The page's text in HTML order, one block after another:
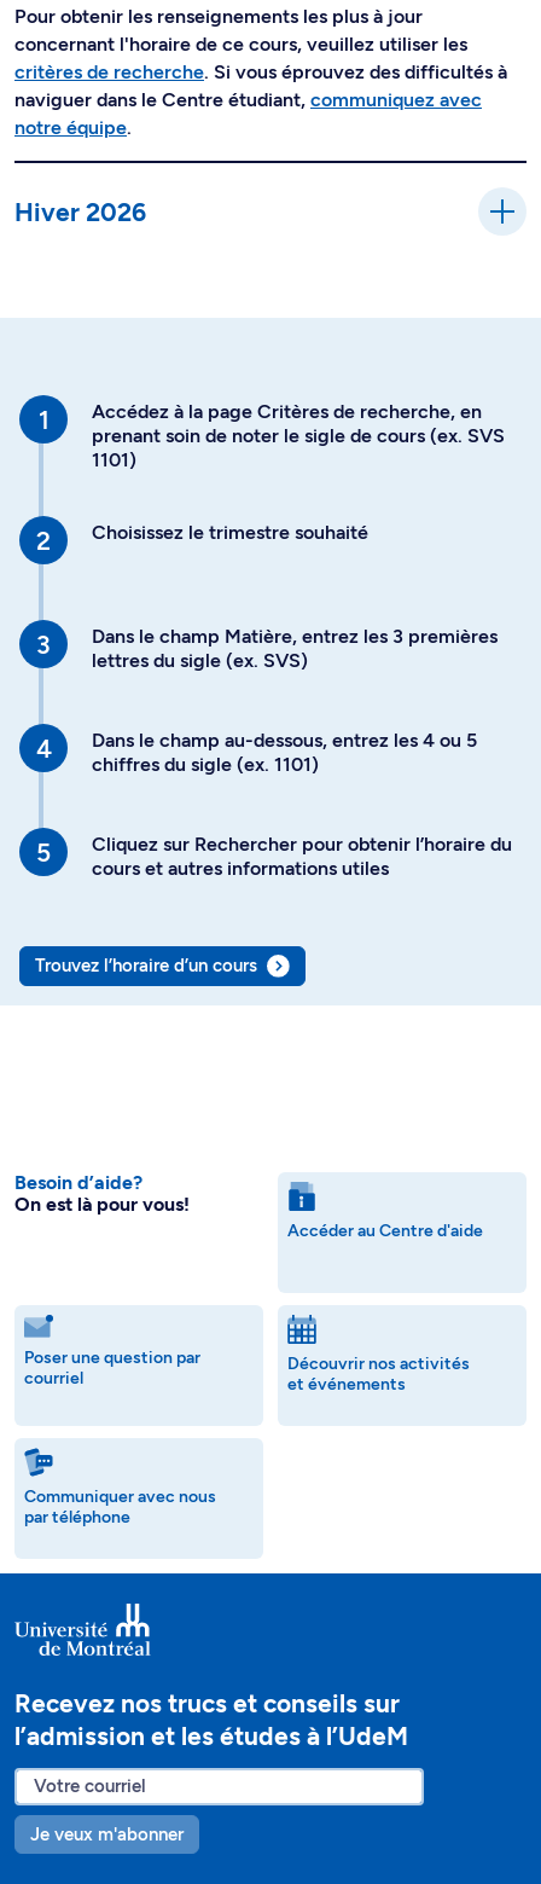
Pour obtenir les renseignements les plus à jour
concernant l'horaire de ce cours, veuillez utiliser les
critères de recherche. Si vous éprouvez des difficultés à
naviguer dans le Centre étudiant, communiquez avec
notre équipe.
Hiver 2026
Accédez à la page Critères de recherche, en
prenant soin de noter le sigle de cours (ex. SVS
1101)
Choisissez le trimestre souhaité
Dans le champ Matière, entrez les 3 premières
lettres du sigle (ex. SVS)
Dans le champ au-dessous, entrez les 4 ou 5
chiffres du sigle (ex. 1101)
Cliquez sur Rechercher pour obtenir l’horaire du
cours et autres informations utiles
Trouvez l’horaire d’un cours
Besoin d’aide?
On est là pour vous!
Accéder au Centre d'aide
Poser une question par
courriel
Découvrir nos activités
et événements
Communiquer avec nous
par téléphone
Recevez nos trucs et conseils sur
l’admission et les études à l’UdeM
Je veux m'abonner